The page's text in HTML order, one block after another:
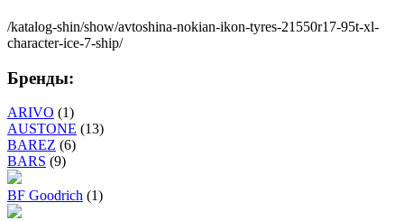
/katalog-shin/show/avtoshina-nokian-ikon-tyres-21550r17-95t-xl-
character-ice-7-ship/
Бренды:
ARIVO (1)
AUSTONE (13)
BAREZ (6)
BARS (9)
BF Goodrich (1)